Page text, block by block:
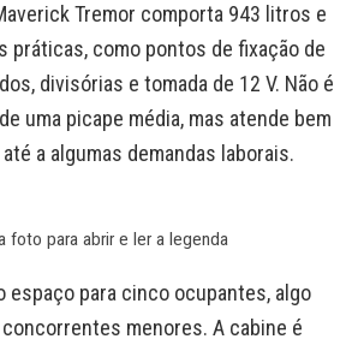
Tremor comporta 943 litros e
práticas, como pontos de fixação de
divisórias e tomada de 12 V. Não é
uma picape média, mas atende bem
a algumas demandas laborais.
foto para abrir e ler a legenda
espaço para cinco ocupantes, algo
menores. A cabine é